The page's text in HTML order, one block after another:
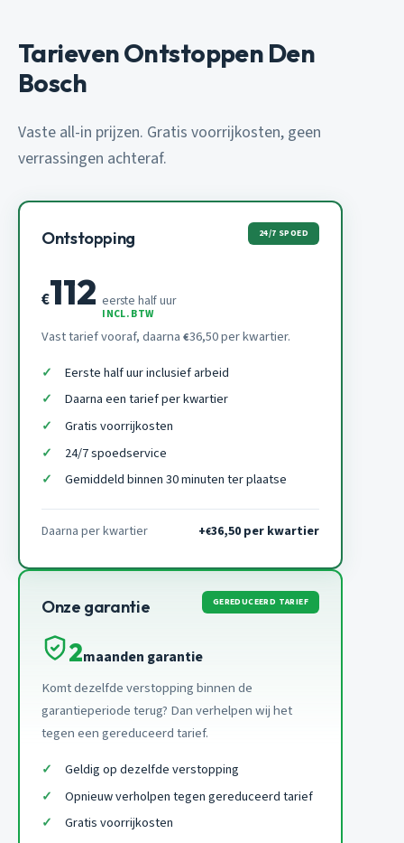
Tarieven Ontstoppen Den
Bosch
Vaste all-in prijzen. Gratis voorrijkosten, geen
verrassingen achteraf.
Ontstopping 24/7 SPOED
€112 eerste half uur
INCL. BTW
Vast tarief vooraf, daarna €36,50 per kwartier.
Eerste half uur inclusief arbeid
Daarna een tarief per kwartier
Gratis voorrijkosten
24/7 spoedservice
Gemiddeld binnen 30 minuten ter plaatse
Daarna per kwartier +€36,50 per kwartier
Onze garantie GEREDUCEERD TARIEF
2maanden garantie
Komt dezelfde verstopping binnen de
garantieperiode terug? Dan verhelpen wij het
tegen een gereduceerd tarief.
Geldig op dezelfde verstopping
Opnieuw verholpen tegen gereduceerd tarief
Gratis voorrijkosten